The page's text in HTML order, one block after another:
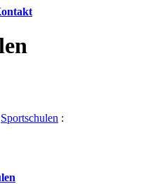
Sportschulen :